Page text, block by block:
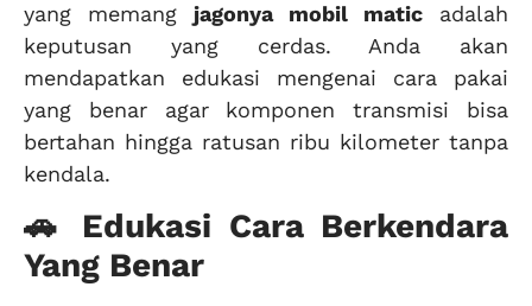
yang memang jagonya mobil matic adalah
keputusan yang cerdas. Anda akan
mendapatkan edukasi mengenai cara pakai
yang benar agar komponen transmisi bisa
bertahan hingga ratusan ribu kilometer tanpa
kendala.
🚗 Edukasi Cara Berkendara
Yang Benar